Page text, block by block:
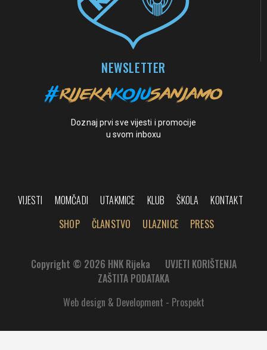
NEWSLETTER
Doznaj prvi sve vijesti i promocije
u svom inboxu
VIJESTI MOMČADI UTAKMICE KLUB ŠKOLA
KONTAKT
SHOP
ČLANSTVO ULAZNICE PRESS
Copyright © 2026 HNK Rijeka
UVJETI KORIŠTENJA
ZAŠTITA PODATAKA
Web design & Development - Prospekt